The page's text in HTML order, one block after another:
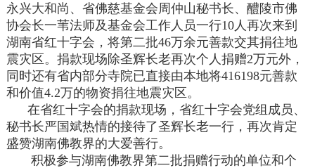
永兴大和尚、省佛慈基金会周仲山秘书长、醴陵市佛
协会长一苇法师及基金会工作人员一行10人再次来到
湖南省红十字会，将第二批46万余元善款交其捐往地
震灾区。捐款现场除圣辉长老再次个人捐赠2万元外，
同时还有省内部分寺院已直接由本地将416198元善款
和价值4.2万的物资捐往地震灾区。
在省红十字会的捐款现场，省红十字会党组成员、
秘书长严国斌热情的接待了圣辉长老一行，再次肯定
盛赞湖南佛教界的大爱善行。
积极参与湖南佛教界第二批捐赠行动的单位和个